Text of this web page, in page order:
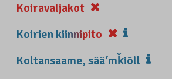
Koiravaljakot
Koirien kiinnipito
Koltansaame, sääʹmǩiõll